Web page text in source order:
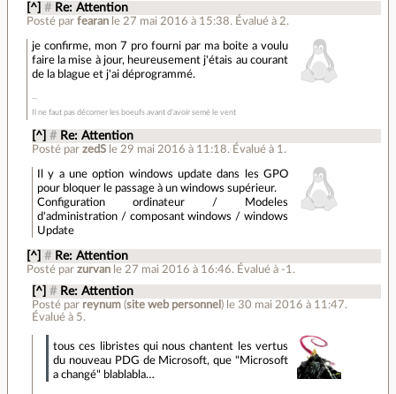
[^] # Re: Attention
Posté par fearan le 27 mai 2016 à 15:38. Évalué à 2.
je confirme, mon 7 pro fourni par ma boite a voulu
faire la mise à jour, heureusement j'étais au courant
de la blague et j'ai déprogrammé.
Il ne faut pas décorner les boeufs avant d'avoir semé le vent
[^] # Re: Attention
Posté parzedS le 29 mai 2016 à 11:18. Évalué à 1.
Il y a une option windows update dans les GPO
pour bloquer le passage à un windows supérieur.
Configuration ordinateur / Modeles
d'administration / composant windows / windows
Update
[^] # Re: Attention
Posté par zurvan le 27 mai 2016 à 16:46. Évalué à -1 .
[^] # Re: Attention
Posté par reynum (site web personnel ) le 30 mai 2016 à 11:47.
Évalué à 5.
tous ces libristes qui nous chantent les vertus
du nouveau PDG de Microsoft, que "Microsoft
a changé" blablabla…